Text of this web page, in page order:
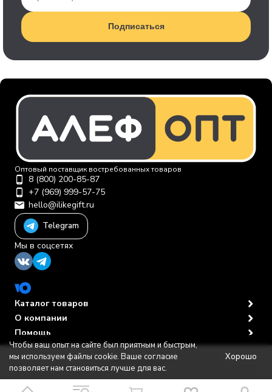
В корзину
Подписаться
Оптовый поставщик востребованных товаров
8 (800) 200-85-87
+7 (969) 999-57-75
hello@ilikegift.ru
Telegram
Мы в соцсетях
Каталог товаров
О компании
Помощь
Политика персональных данных
© 2012-2026 ООО "Первая торговая компания"
Чтобы ваш опыт на сайте был приятным и быстрым,
мы используем файлы cookie. Ваше согласие
позволяет нам становиться лучше для вас.
Хорошо